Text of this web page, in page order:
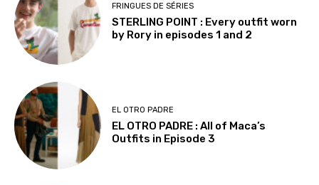
FRINGUES DE SÉRIES
STERLING POINT : Every outfit worn
by Rory in episodes 1 and 2
EL OTRO PADRE
EL OTRO PADRE : All of Maca’s
Outfits in Episode 3